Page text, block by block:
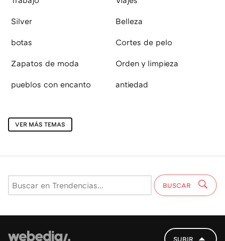
Silver Belleza
botas Cortes de pelo
Zapatos de moda Orden y limpieza
pueblos con encanto antiedad
VER MÁS TEMAS
BUSCAR
SUBIR